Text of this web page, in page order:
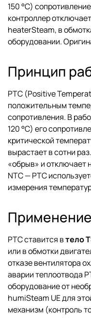
150 °C)
контроллер
heaterSteam, в
оборудовании.
Принцип
PTC (Positive
положительным
сопротивления. В
120 °C) его
критической
вырастает в сотни
«обрыв» и отключает
NTC — PTC
измерения
Применение
PTC ставится втело
или в обмотки
отказе вентилятора
аварии теплоотвода
оборудование от
humiSteam UE для
механизм (контроль